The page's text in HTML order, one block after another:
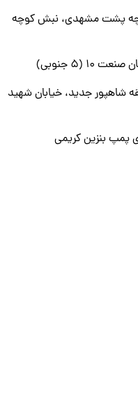
پشت مشهدی، نبش کوچه
۱۰ (۵ جنوبی)
شاهپور جدید، خیابان شهید
پمپ بنزین کریمی